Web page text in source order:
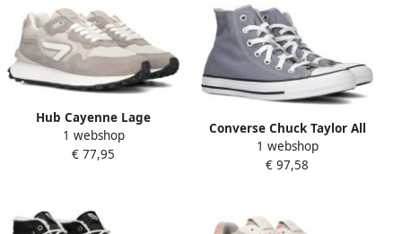
Hub Cayenne Lage
sneakers Dames Grijs
1 webshop
€ 77,95
Converse Chuck Taylor All
Star Fashion sneakers
Schoenen lunar grey maat:
1 webshop
€ 97,58